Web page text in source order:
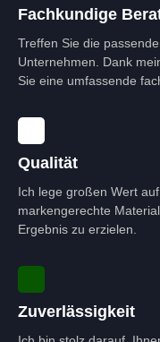
Fachkundige
Treffen Sie die
Unternehmen. Dank
Sie eine umfassende
Qualität
Ich lege großen Wert
markengerechte
Ergebnis zu erzielen.
Zuverlässigkeit